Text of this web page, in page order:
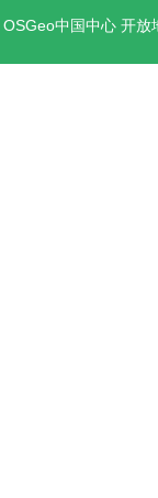
OSGeo中国中心 开放